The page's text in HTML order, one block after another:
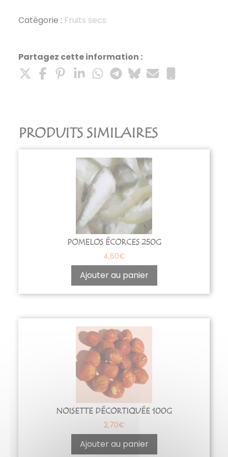
cristallisé
Catégorie : Fruits secs
Partagez cette information :
PRODUITS SIMILAIRES
POMELOS ÉCORCES 250G
4,60€
Ajouter au panier
NOISETTE DÉCORTIQUÉE 100G
2,70€
Ajouter au panier